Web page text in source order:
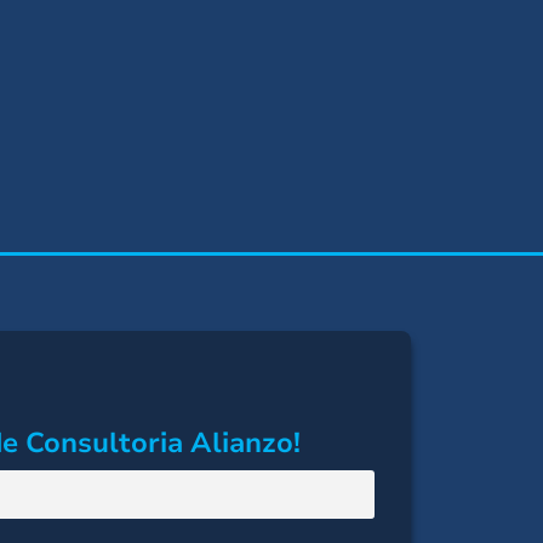
Consultoria Alianzo!